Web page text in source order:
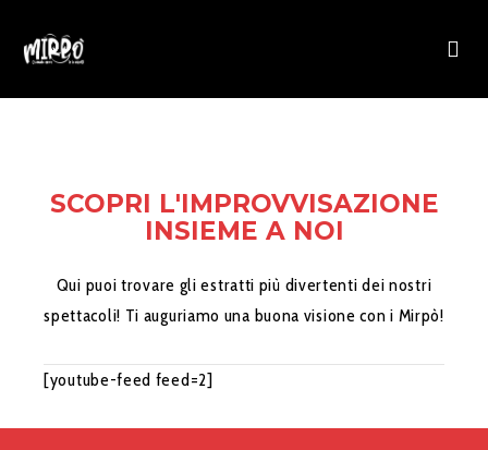
SCOPRI L'IMPROVVISAZIONE
INSIEME A NOI
Qui puoi trovare gli estratti più divertenti dei nostri
spettacoli! Ti auguriamo una buona visione con i Mirpò!
[youtube-feed feed=2]